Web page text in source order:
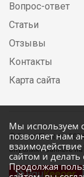
Мы используем
позволяет нам
взаимодействие
сайтом и делать
Продолжая
Вопрос-ответ
Статьи
Отзывы
Контакты
Карта сайта
© DirectElectric,
опубликованные